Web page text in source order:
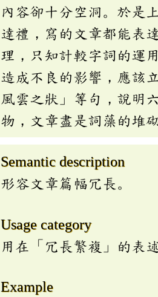
內容卻十分空洞。於是
達禮，寫的文章都能表
理，只知計較字詞的運
造成不良的影響，應該
風雲之狀」等句，說明
物，文章盡是詞藻的堆
Semantic description
形容文章篇幅冗長。
Usage category
用在「冗長繁複」的表述
Example